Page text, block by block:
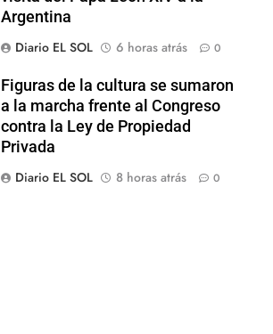
Argentina
Diario EL SOL
6 horas atrás 0
Figuras de la cultura se sumaron
a la marcha frente al Congreso
contra la Ley de Propiedad
Privada
Diario EL SOL
8 horas atrás 0